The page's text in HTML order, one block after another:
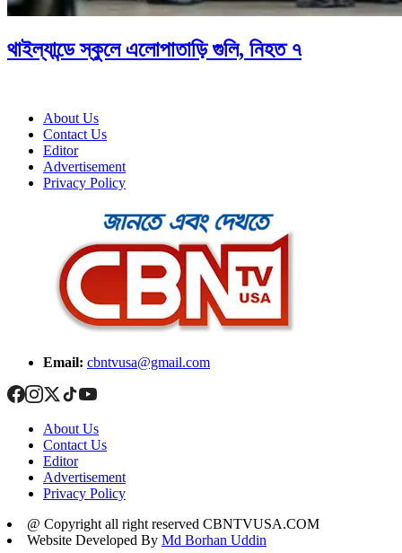
থাইল্যান্ডে স্কুলে এলোপাতাড়ি গুলি, নিহত ৭
About Us
Contact Us
Editor
Advertisement
Privacy Policy
Email: cbntvusa@gmail.com
About Us
Contact Us
Editor
Advertisement
Privacy Policy
@ Copyright all right reserved CBNTVUSA.COM
Website Developed By Md Borhan Uddin